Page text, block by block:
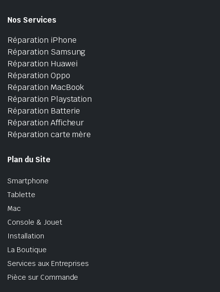
Nos Services
Réparation iPhone
Réparation Samsung
Réparation Huawei
Réparation Oppo
Réparation MacBook
Réparation Playstation
Réparation Batterie
Réparation Afficheur
Réparation carte mère
Plan du Site
Smartphone
Tablette
Mac
Console & Jouet
Installation
La Boutique
Services aux Entreprises
Pièce sur Commande